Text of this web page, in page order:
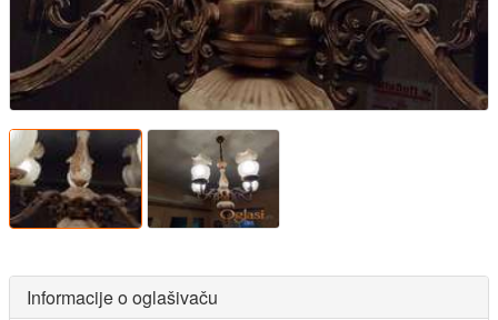
Informacije o oglašivaču